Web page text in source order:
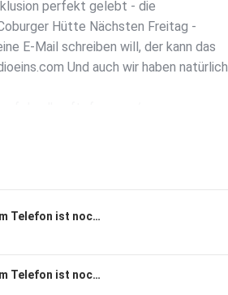
perfekt gelebt - die
Hütte Nächsten Freitag -
E-Mail schreiben will, der kann das
Und auch wir haben natürlich
wir bei Radio EINS in Coburg -
Apfel & Hanft #230 Am Telefon ist noch Milch: Eine Wespe, fünf Leberkäs und kein Jackpot
Apfel & Hanft #229 Am Telefon ist noch Milch: Mit Warnblinker im Kettenkarussell - Und tollem Gewinnspiel